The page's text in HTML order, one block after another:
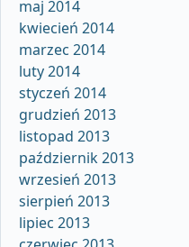
maj 2014
kwiecień 2014
marzec 2014
luty 2014
styczeń 2014
grudzień 2013
listopad 2013
październik 2013
wrzesień 2013
sierpień 2013
lipiec 2013